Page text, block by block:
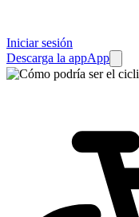
Iniciar sesión
Descarga la appApp